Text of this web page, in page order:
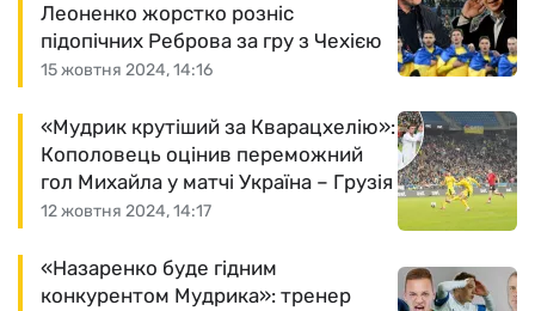
15 жовтня 2024, 14:16
Леоненко жорстко розніс
підопічних Реброва за гру з Чехією
12 жовтня 2024, 14:17
«Мудрик крутіший за Кварацхелію»:
Кополовець оцінив переможний
гол Михайла у матчі Україна – Грузія
«Назаренко буде гідним
конкурентом Мудрика»: тренер